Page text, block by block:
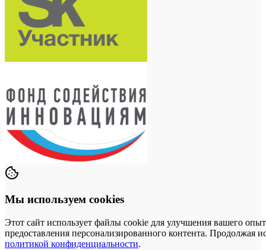
Мы используем cookies
Этот сайт использует файлы cookie для улучшения вашего
предоставления персонализированного контента. Продолжая
политикой конфиденциальности.